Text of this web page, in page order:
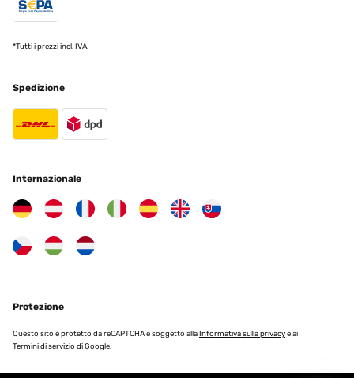
*Tutti i prezzi incl. IVA.
Spedizione
Internazionale
Protezione
Questo sito è protetto da reCAPTCHA e soggetto allaInformativa sulla privacye ai
Termini di servizio di Google.